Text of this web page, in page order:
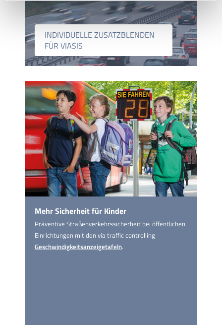
INDIVIDUELLE ZUSATZBLENDEN
FÜR VIASIS
Mehr Sicherheit für Kinder
Präventive Straßen­verkehrs­sicherheit bei öffentlichen
Einrichtungen mit den via traffic controlling
Geschwindigkeitsanzeigetafeln.